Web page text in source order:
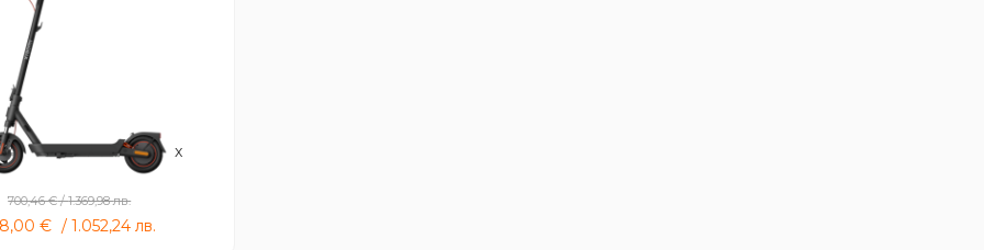
Electric Scooter 5 Max
700,46€/1.369,98лв.
€ /1.052,24лв.